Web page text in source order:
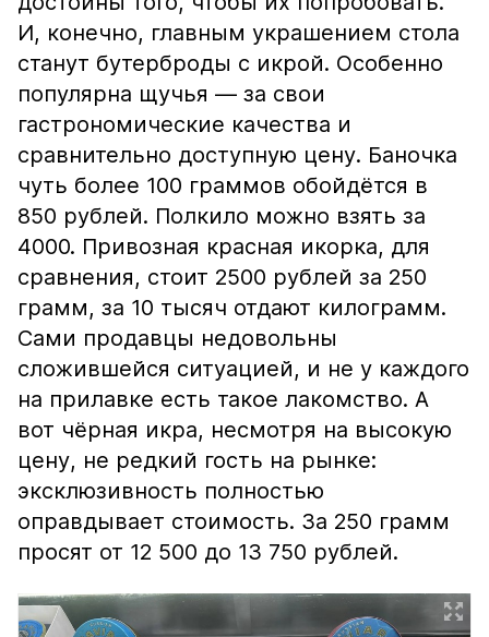
И, конечно, главным украшением стола
станут бутерброды с икрой. Особенно
популярна щучья — за свои
гастрономические качества и
сравнительно доступную цену. Баночка
чуть более 100 граммов обойдётся в
850 рублей. Полкило можно взять за
4000. Привозная красная икорка, для
сравнения, стоит 2500 рублей за 250
грамм, за 10 тысяч отдают килограмм.
Сами продавцы недовольны
сложившейся ситуацией, и не у каждого
на прилавке есть такое лакомство. А
вот чёрная икра, несмотря на высокую
цену, не редкий гость на рынке:
эксклюзивность полностью
оправдывает стоимость. За 250 грамм
просят от 12 500 до 13 750 рублей.